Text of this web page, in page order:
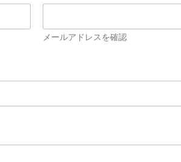
メールアドレスを確認